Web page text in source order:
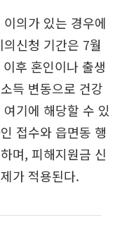
의가 있는 경우에
신청 기간은 7월
후 혼인이나 출생
득 변동으로 건강
기에 해당할 수 있
접수와 읍면동 행
며, 피해지원금 신
가 적용된다.